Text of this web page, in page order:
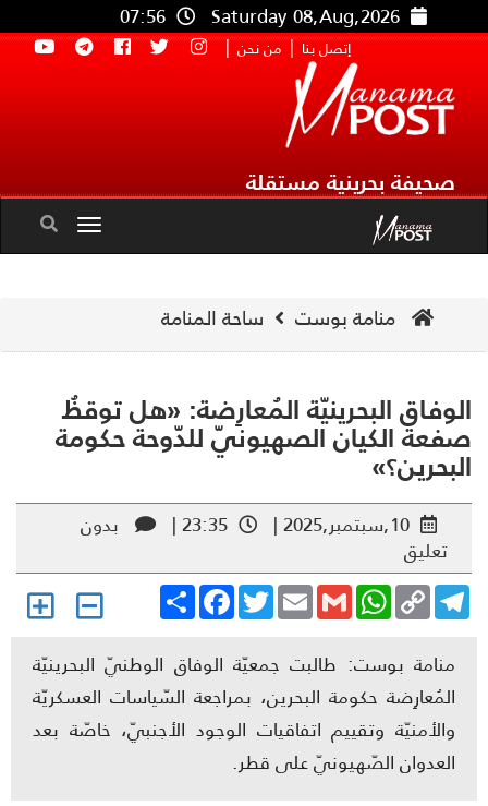
Saturday 08,Aug,2026
07:56
إتصل بنا | من نحن |
صحيفة بحرينية مستقلة
Toggle
navigation
منامة بوست ساحة المنامة
البحرينيّة المُعارِضة: «هل توقظُ
الكيان الصهيونيّ للدّوحة حكومة
10,سبتمبر,2025 | 23:35 |
بدون
تعليق
Share
FacebookTwitterEmailGmail
WhatsAppCopy
Link
منامة بوست: طالبت جمعيّة الوفاق الوطنيّ البحرينيّة
المُعارِضة حكومة البحرين، بمراجعة السّياسات العسكريّة
والأمنيّة وتقييم اتفاقيات الوجود الأجنبيّ، خاصّة بعد
العدوان الصّهيونيّ على قطر.